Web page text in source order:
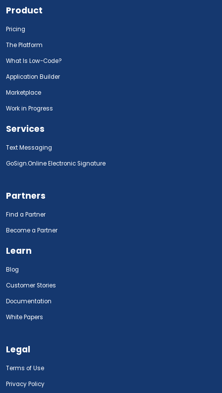
Product
Pricing
The Platform
What Is Low-Code?
Application Builder
Marketplace
Work in Progress
Services
Text Messaging
GoSign.Online Electronic Signature
Partners
Find a Partner
Become a Partner
Learn
Blog
Customer Stories
Documentation
White Papers
Legal
Terms of Use
Privacy Policy